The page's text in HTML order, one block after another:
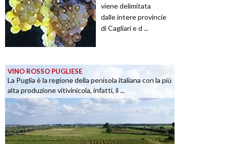
viene delimitata
dalle intere provincie
di Cagliari e d ...
VINO ROSSO PUGLIESE
La Puglia è la regione della penisola italiana con la più
alta produzione vitivinicola, infatti, il ...